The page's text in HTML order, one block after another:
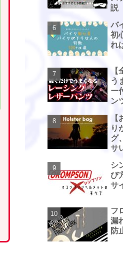
説
バ
初
れ
う
ー
ン
り
グ
サ
シ
び
サ
フ
漏
防